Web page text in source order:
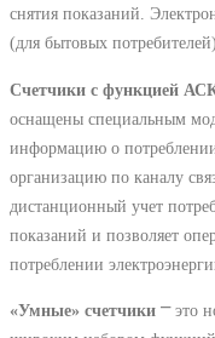
снятия показаний.
(для бытовых
Счетчики с функцией
оснащены специальным
информацию о
организацию по каналу
дистанционный учет
показаний и позволяет
потреблении
«Умные» счетчики ⎻ это